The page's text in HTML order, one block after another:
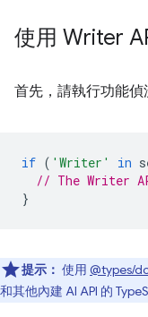
使用 Writer
首先，請執行功能偵
if ( 'Writer' in
// The Writer
}
提示： 使用 @types/
和其他內建 AI API 的